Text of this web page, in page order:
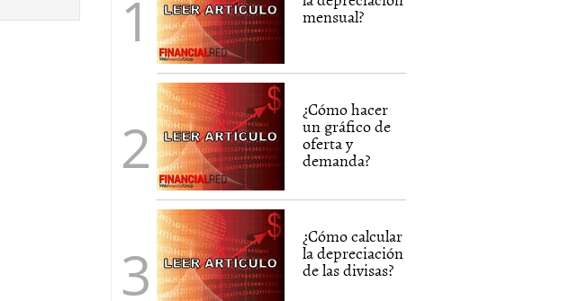
mensual?
¿Cómo hacer
un gráfico de
oferta y
demanda?
¿Cómo calcular
la depreciación
de las divisas?